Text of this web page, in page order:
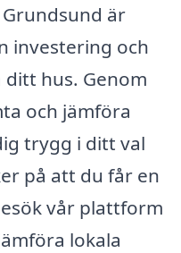
är
investering och
hus. Genom
och jämföra
trygg i ditt val
på att du får en
vår plattform
lokala